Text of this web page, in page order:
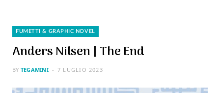
FUMETTI & GRAPHIC NOVEL
Anders Nilsen | The End
BY TEGAMINI 7 LUGLIO 2023